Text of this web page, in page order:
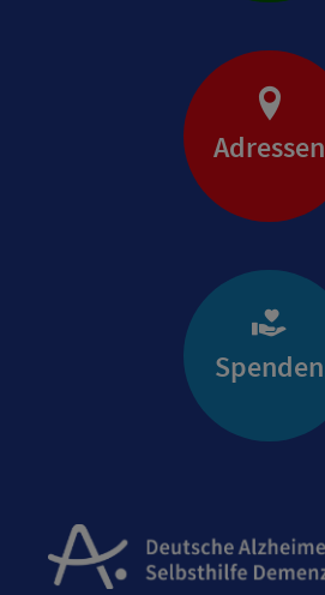
Adressen
Spenden